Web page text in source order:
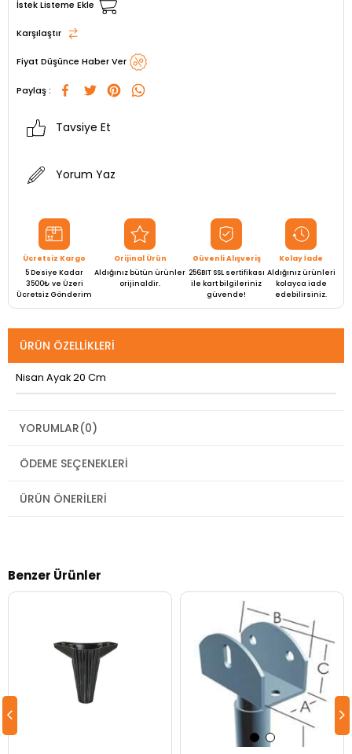
İstek Listeme Ekle
Karşılaştır
Fiyat Düşünce Haber Ver
Paylaş :
Tavsiye Et
Yorum Yaz
Ücretsiz Kargo
5 Desiye Kadar
3500₺ ve Üzeri
Ücretsiz Gönderim
Orijinal Ürün
Aldığınız bütün ürünler
orijinaldir.
Güvenli Alışveriş
256BIT SSL sertifikası
ile kart bilgileriniz
güvende!
Kolay İade
Aldığınız ürünleri
kolayca iade
edebilirsiniz.
ÜRÜN ÖZELLIKLERI
Nisan Ayak 20 Cm
YORUMLAR(0)
ÖDEME SEÇENEKLERI
ÜRÜN ÖNERILERI
Benzer Ürünler